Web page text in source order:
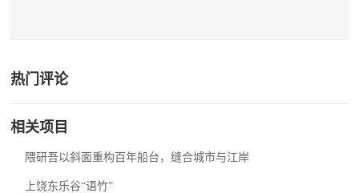
热门评论
相关项目
隈研吾以斜面重构百年船台，缝合城市与江岸
上饶东乐谷“语竹”